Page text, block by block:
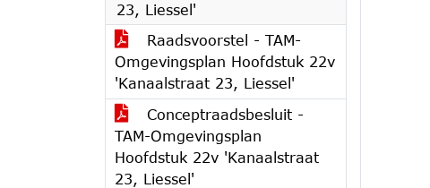
23, Liessel'
Raadsvoorstel - TAM-
Omgevingsplan Hoofdstuk 22v
'Kanaalstraat 23, Liessel'
Conceptraadsbesluit -
TAM-Omgevingsplan
Hoofdstuk 22v 'Kanaalstraat
23, Liessel'